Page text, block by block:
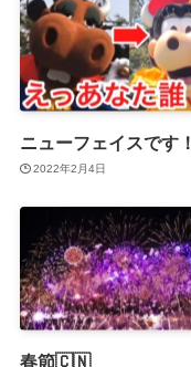
ニューフェイスです！
2022年2月4日
春節🇨🇳